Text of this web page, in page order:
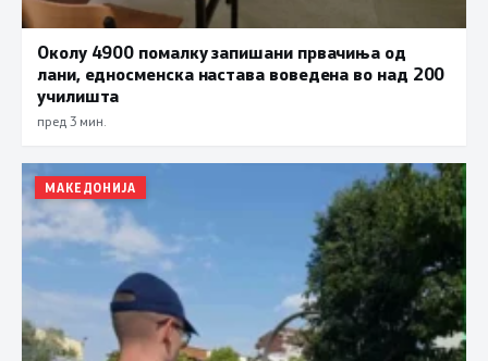
Околу 4900 помалку запишани првачиња од
лани, едносменска настава воведена во над 200
училишта
пред 3 мин.
МАКЕДОНИЈА